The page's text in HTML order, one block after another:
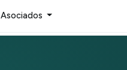
Asociados